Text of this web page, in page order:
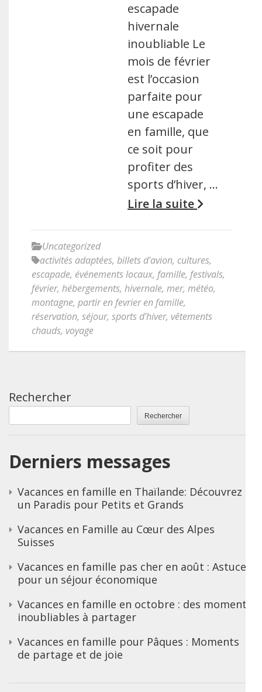
escapade
hivernale
inoubliable Le
mois de février
est l’occasion
parfaite pour
une escapade
en famille, que
ce soit pour
profiter des
sports d’hiver, …
Lire la suite
Uncategorized
activités adaptées, billets d'avion, cultures,
escapade, événements locaux, famille, festivals,
février, hébergements, hivernale, mer, météo,
montagne, partir en fevrier en famille,
réservation, séjour, sports d'hiver, vêtements
chauds, voyage
Rechercher
Rechercher
Derniers messages
Vacances en famille en Thaïlande: Découvrez
un Paradis pour Petits et Grands
Vacances en Famille au Cœur des Alpes
Suisses
Vacances en famille pas cher en août : Astuces
pour un séjour économique
Vacances en famille en octobre : des moments
inoubliables à partager
Vacances en famille pour Pâques : Moments
de partage et de joie